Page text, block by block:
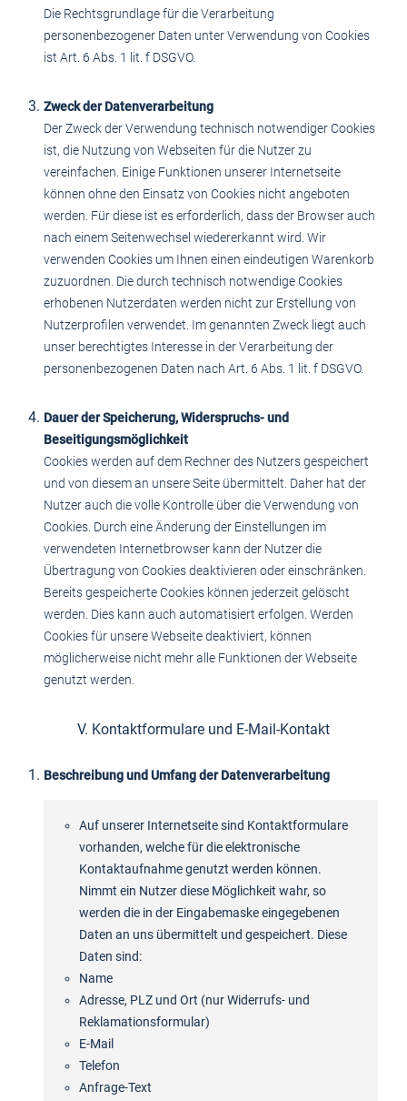
Die Rechtsgrundlage für die Verarbeitung
personenbezogener Daten unter Verwendung von Cookies
ist Art. 6 Abs. 1 lit. f DSGVO.
Zweck der Datenverarbeitung
Der Zweck der Verwendung technisch notwendiger Cookies
ist, die Nutzung von Webseiten für die Nutzer zu
vereinfachen. Einige Funktionen unserer Internetseite
können ohne den Einsatz von Cookies nicht angeboten
werden. Für diese ist es erforderlich, dass der Browser auch
nach einem Seitenwechsel wiedererkannt wird. Wir
verwenden Cookies um Ihnen einen eindeutigen Warenkorb
zuzuordnen. Die durch technisch notwendige Cookies
erhobenen Nutzerdaten werden nicht zur Erstellung von
Nutzerprofilen verwendet. Im genannten Zweck liegt auch
unser berechtigtes Interesse in der Verarbeitung der
personenbezogenen Daten nach Art. 6 Abs. 1 lit. f DSGVO.
Dauer der Speicherung, Widerspruchs- und
Beseitigungsmöglichkeit
Cookies werden auf dem Rechner des Nutzers gespeichert
und von diesem an unsere Seite übermittelt. Daher hat der
Nutzer auch die volle Kontrolle über die Verwendung von
Cookies. Durch eine Änderung der Einstellungen im
verwendeten Internetbrowser kann der Nutzer die
Übertragung von Cookies deaktivieren oder einschränken.
Bereits gespeicherte Cookies können jederzeit gelöscht
werden. Dies kann auch automatisiert erfolgen. Werden
Cookies für unsere Webseite deaktiviert, können
möglicherweise nicht mehr alle Funktionen der Webseite
genutzt werden.
V. Kontaktformulare und E-Mail-Kontakt
Beschreibung und Umfang der Datenverarbeitung
Auf unserer Internetseite sind Kontaktformulare
vorhanden, welche für die elektronische
Kontaktaufnahme genutzt werden können.
Nimmt ein Nutzer diese Möglichkeit wahr, so
werden die in der Eingabemaske eingegebenen
Daten an uns übermittelt und gespeichert. Diese
Daten sind:
Name
Adresse, PLZ und Ort (nur Widerrufs- und
Reklamationsformular)
E-Mail
Telefon
Anfrage-Text